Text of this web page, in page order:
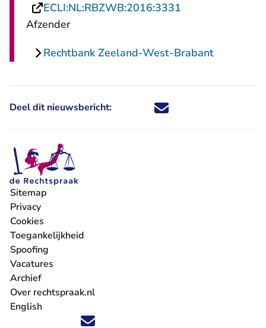
ECLI:NL:RBZWB:2016:3331
Afzender
Rechtbank Zeeland-West-Brabant
Deel dit nieuwsbericht: Deel dit nieuwsbericht via X -
Deel dit nieuwsbericht via
Deel dit nieuwsbericht
Deel dit
Volg ons op X (Twitter) - U verlaat Rechtspraak.nl
Volg ons op Facebook - U verlaat Rechtspraak.nl
Volg ons op Instagram - U verlaat Rechtspraak.nl
Volg ons op Youtube - U verlaat Rechtspraak.nl
Volg ons op LinkedIn - U verlaat
'Blijf op de hoogte' nieuwsbrief - U verlaat
Sitemap
Privacy
Cookies
Toegankelijkheid
Spoofing
Vacatures
- U verlaat Rechtspraak.nl
Archief
Over rechtspraak.nl
English